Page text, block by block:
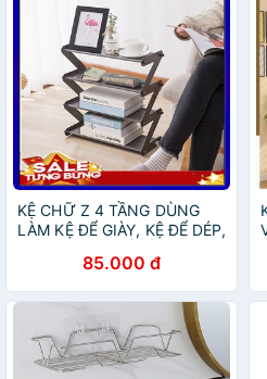
KỆ CHỮ Z 4 TẦNG DÙNG
LÀM KỆ ĐỂ GIÀY, KỆ ĐỂ DÉP,
85.000 đ